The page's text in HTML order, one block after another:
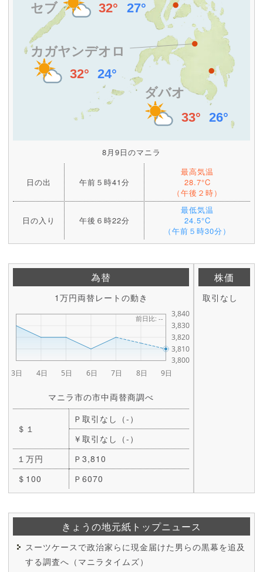
8月9日のマニラ
日の出 午前５時41分
最高気温
28.7°C
（午後２時）
日の入り 午後６時22分
最低気温
24.5°C
（午前５時30分）
為替
1万円両替レートの動き
マニラ市の市中両替商調べ
＄１
Ｐ取引なし（-）
￥取引なし（-）
１万円
Ｐ3,810
＄100
Ｐ6070
株価
取引なし
きょうの地元紙トップニュース
スーツケースで政治家らに現金届けた男らの黒幕を追及
する調査へ（マニラタイムズ）